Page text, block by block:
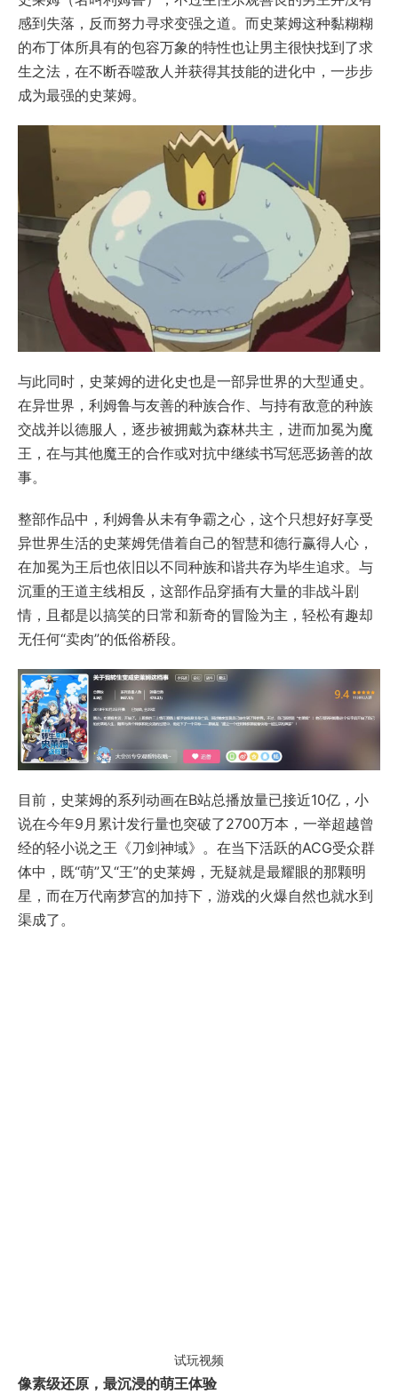
感到失落，反而努力寻求变强之道。而史莱姆这种黏糊糊
的布丁体所具有的包容万象的特性也让男主很快找到了求
生之法，在不断吞噬敌人并获得其技能的进化中，一步步
成为最强的史莱姆。
与此同时，史莱姆的进化史也是一部异世界的大型通史。
在异世界，利姆鲁与友善的种族合作、与持有敌意的种族
交战并以德服人，逐步被拥戴为森林共主，进而加冕为魔
王，在与其他魔王的合作或对抗中继续书写惩恶扬善的故
事。
整部作品中，利姆鲁从未有争霸之心，这个只想好好享受
异世界生活的史莱姆凭借着自己的智慧和德行赢得人心，
在加冕为王后也依旧以不同种族和谐共存为毕生追求。与
沉重的王道主线相反，这部作品穿插有大量的非战斗剧
情，且都是以搞笑的日常和新奇的冒险为主，轻松有趣却
无任何“卖肉”的低俗桥段。
目前，史莱姆的系列动画在B站总播放量已接近10亿，小
说在今年9月累计发行量也突破了2700万本，一举超越曾
经的轻小说之王《刀剑神域》。在当下活跃的ACG受众群
体中，既“萌”又“王”的史莱姆，无疑就是最耀眼的那颗明
星，而在万代南梦宫的加持下，游戏的火爆自然也就水到
渠成了。
试玩视频
像素级还原，最沉浸的萌王体验